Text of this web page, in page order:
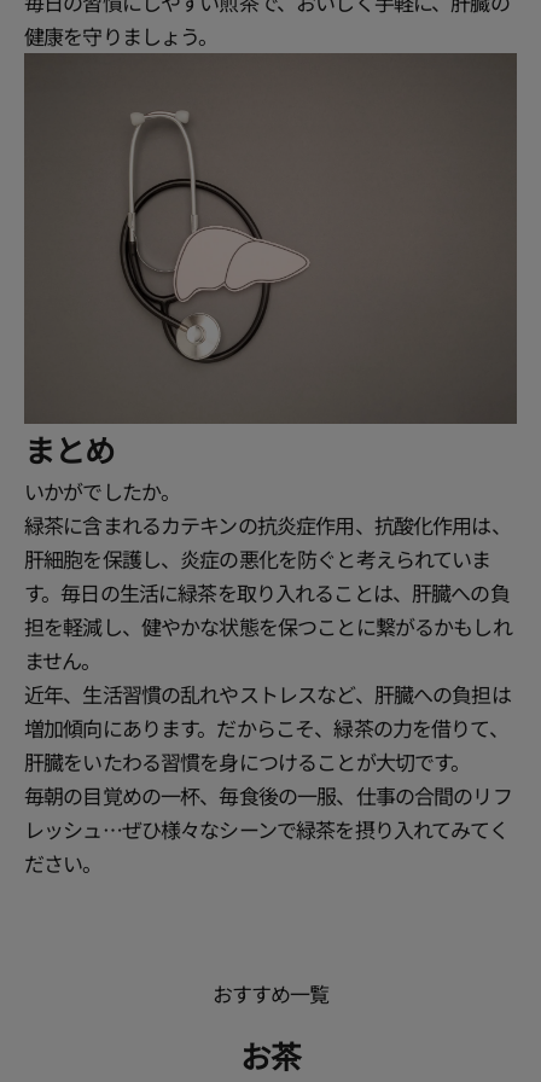
健康を守りましょう。
まとめ
いかがでしたか。
緑茶に含まれるカテキンの抗炎症作用、抗酸化作用は、
肝細胞を保護し、炎症の悪化を防ぐと考えられていま
す。毎日の生活に緑茶を取り入れることは、肝臓への負
担を軽減し、健やかな状態を保つことに繋がるかもしれ
ません。
近年、生活習慣の乱れやストレスなど、肝臓への負担は
増加傾向にあります。だからこそ、緑茶の力を借りて、
肝臓をいたわる習慣を身につけることが大切です。
毎朝の目覚めの一杯、毎食後の一服、仕事の合間のリフ
レッシュ…ぜひ様々なシーンで緑茶を摂り入れてみてく
ださい。
おすすめ一覧
お茶